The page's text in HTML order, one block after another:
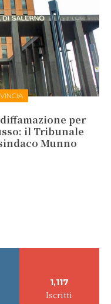
per
il Tribunale
Munno
1,117
Iscritti